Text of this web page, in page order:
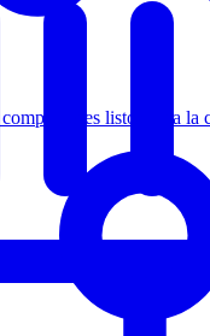
listos para la